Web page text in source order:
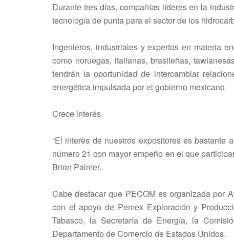
Durante tres días, compañías líderes en la
tecnología de punta para el sector de los
Ingenieros, industriales y expertos en materia
como noruegas, italianas, brasileñas,
tendrán la oportunidad de intercambiar
energética impulsada por el gobierno mexicano.
Crece interés
“El interés de nuestros expositores es bastante
número 21 con mayor empeño en el que
Brion Palmer.
Cabe destacar que PECOM es organizada por
con el apoyo de Pemex Exploración y
Tabasco, la Secretaría de Energía, la
Departamento de Comercio de Estados Unidos.